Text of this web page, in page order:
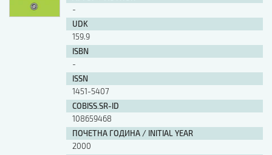
COBISS.SR-ID
-
UDK
159.9
ISBN
-
ISSN
1451-5407
COBISS.SR-ID
108659468
ПОЧЕТНА ГОДИНА / INITIAL YEAR
2000